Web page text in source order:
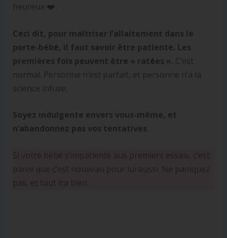
heureux ❤️ .
Ceci dit, pour maîtriser l’allaitement dans le
porte-bébé, il faut savoir être patiente. Les
premières fois peuvent être « ratées ». C’est
normal. Personne n’est parfait, et personne n’a la
science infuse.
Soyez indulgente envers vous-même, et
n’abandonnez pas vos tentatives.
Si votre bébé s’impatiente aux premiers essais, c’est
parce que c’est nouveau pour lui aussi. Ne paniquez
pas, et tout ira bien.